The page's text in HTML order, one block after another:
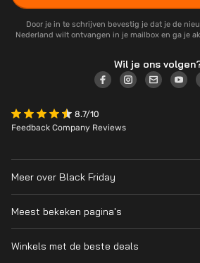
Door je in te schrijven bevestig je dat je de
Nederland wilt ontvangen in je mailbox en ga je
Wil je ons
8.7/10
Feedback Company Reviews
Meer over Black Friday
Wanneer is Black Friday?
Cyber Monday 2026
Meest bekeken pagina's
Winkels met de beste deals